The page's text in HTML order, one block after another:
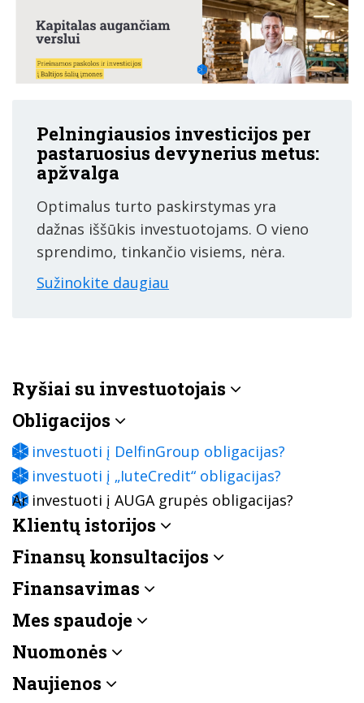
Pelningiausios investicijos per
pastaruosius devynerius metus:
apžvalga
Optimalus turto paskirstymas yra
dažnas iššūkis investuotojams. O vieno
sprendimo, tinkančio visiems, nėra.
Sužinokite daugiau
Ryšiai su investuotojais
Obligacijos
Ar investuoti į DelfinGroup obligacijas?
Ar investuoti į „IuteCredit“ obligacijas?
Ar investuoti į AUGA grupės obligacijas?
Klientų istorijos
Finansų konsultacijos
Finansavimas
Mes spaudoje
Nuomonės
Naujienos